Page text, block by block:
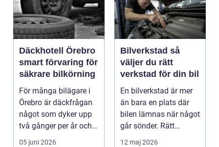
Däckhotell Örebro
smart förvaring för
säkrare bilkörning
För många bilägare i
Örebro är däckfrågan
något som dyker upp
två gånger per år och
mest känns som e...
05 juni 2026
Bilverkstad så
väljer du rätt
verkstad för din bil
En bilverkstad är mer
än bara en plats där
bilen lämnas när något
går sönder. Rätt
verkstad blir en ...
12 maj 2026